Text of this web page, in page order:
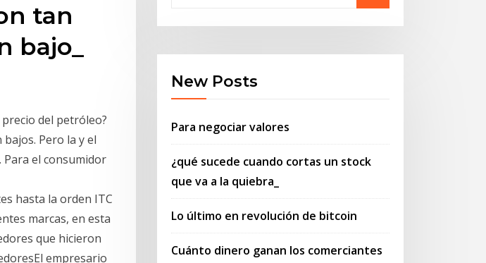
tan
del petróleo?
Pero la y el
Para el consumidor
hasta la orden ITC
marcas, en esta
que hicieron
empresario
New Posts
Para negociar valores
¿qué sucede cuando cortas un stock
que va a la quiebra_
Lo último en revolución de bitcoin
Cuánto dinero ganan los comerciantes